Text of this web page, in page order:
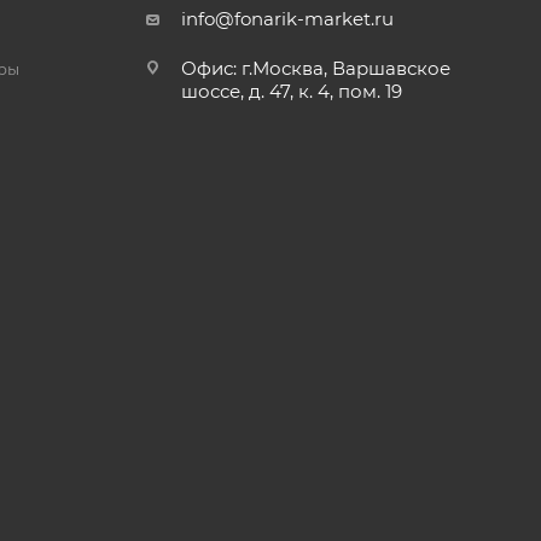
info@fonarik-market.ru
Офис: г.Москва, Варшавское
шоссе, д. 47, к. 4, пом. 19